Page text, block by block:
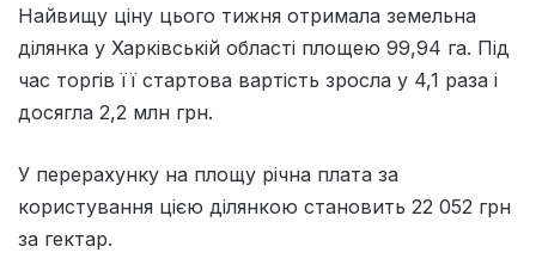
Найвищу ціну цього тижня отримала земельна
ділянка у Харківській області площею 99,94 га. Під
час торгів її стартова вартість зросла у 4,1 раза і
досягла 2,2 млн грн.
У перерахунку на площу річна плата за
користування цією ділянкою становить 22 052 грн
за гектар.